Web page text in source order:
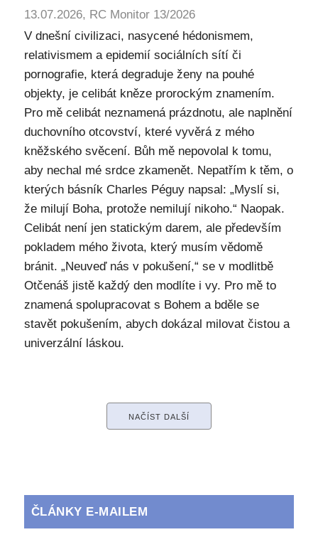
13.07.2026, RC Monitor 13/2026
V dnešní civilizaci, nasycené hédonismem,
relativismem a epidemií sociálních sítí či
pornografie, která degraduje ženy na pouhé
objekty, je celibát kněze prorockým znamením.
Pro mě celibát neznamená prázdnotu, ale naplnění
duchovního otcovství, které vyvěrá z mého
kněžského svěcení. Bůh mě nepovolal k tomu,
aby nechal mé srdce zkamenět. Nepatřím k těm, o
kterých básník Charles Péguy napsal: „Myslí si,
že milují Boha, protože nemilují nikoho.“ Naopak.
Celibát není jen statickým darem, ale především
pokladem mého života, který musím vědomě
bránit. „Neuveď nás v pokušení,“ se v modlitbě
Otčenáš jistě každý den modlíte i vy. Pro mě to
znamená spolupracovat s Bohem a bděle se
stavět pokušením, abych dokázal milovat čistou a
univerzální láskou.
NAČÍST DALŠÍ
ČLÁNKY E-MAILEM